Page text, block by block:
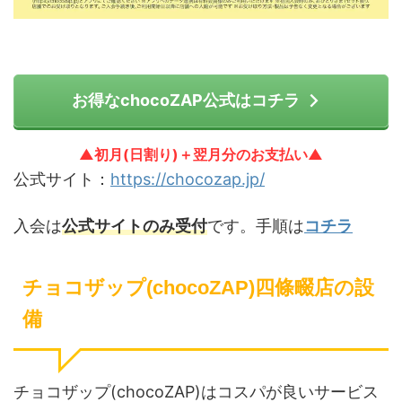
お得なchocoZAP公式はコチラ
▲初月(日割り)＋翌月分のお支払い▲
公式サイト： https://chocozap.jp/
入会は公式サイトのみ受付です。手順はコチラ
チョコザップ(chocoZAP)四條畷店の設
備
チョコザップ(chocoZAP)はコスパが良いサービス